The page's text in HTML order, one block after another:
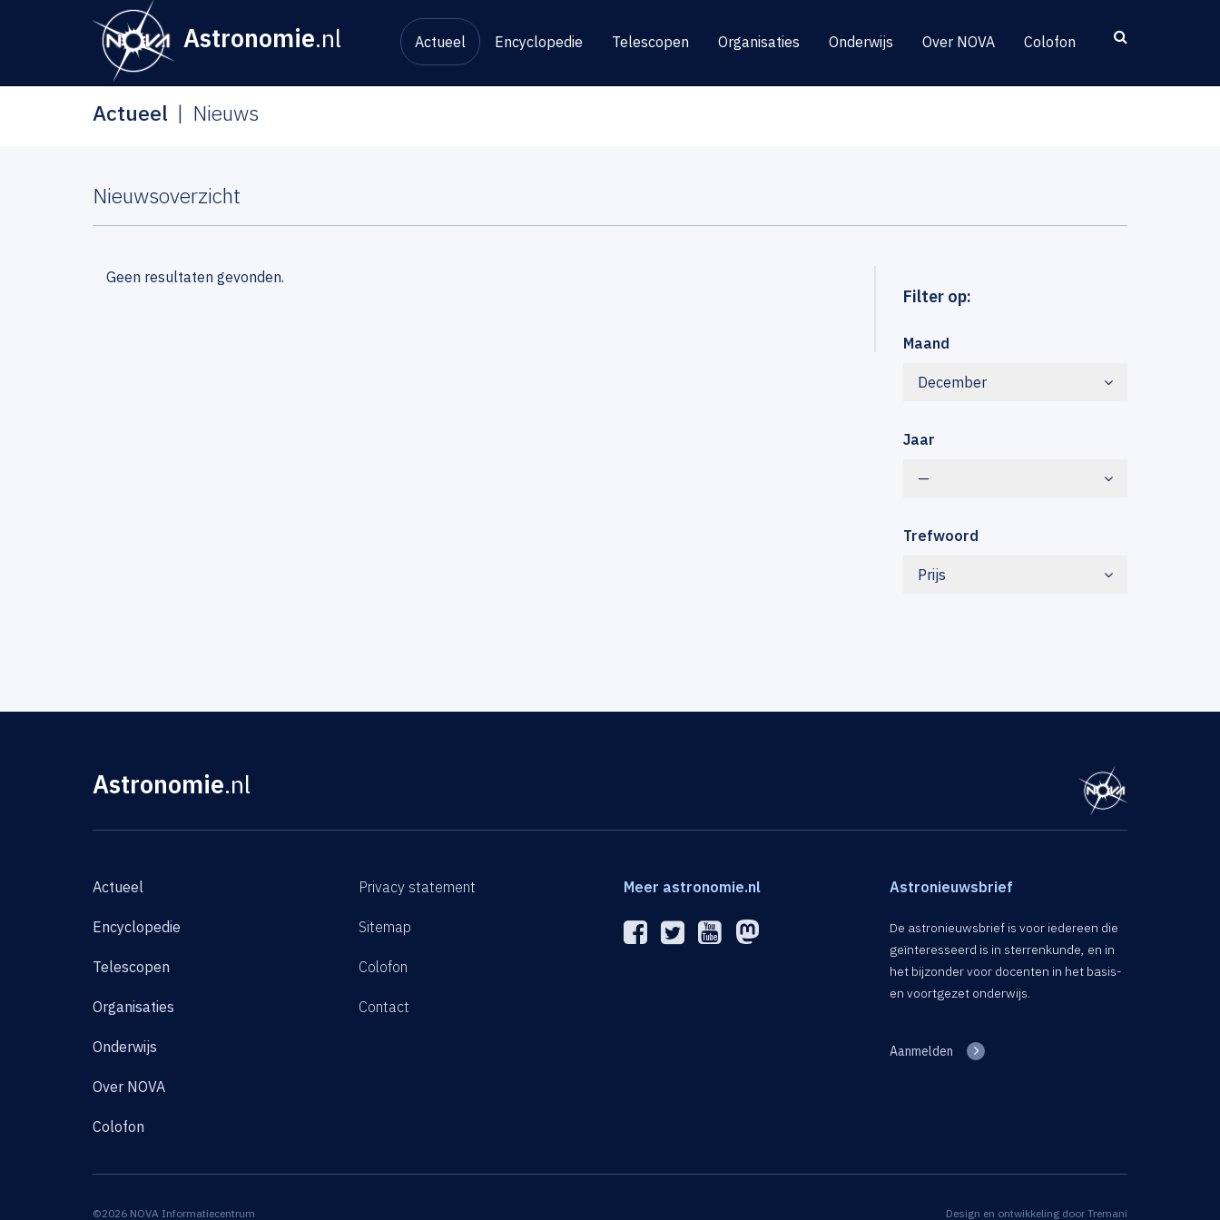
Astronomie.nl Actueel Encyclopedie Telescopen Organisaties Onderwijs Over NOVA Colofon
Actueel Nieuws
Nieuwsoverzicht
Filter op:
Maand
December
Jaar
—
Trefwoord
Prijs
Geen resultaten gevonden.
Astronomie.nl
Actueel
Encyclopedie
Telescopen
Organisaties
Onderwijs
Over NOVA
Colofon
Privacy statement
Sitemap
Colofon
Contact
Meer astronomie.nl Astronieuwsbrief
De astronieuwsbrief is voor iedereen die
geïnteresseerd is in sterrenkunde, en in
het bijzonder voor docenten in het basis-
en voortgezet onderwijs.
Aanmelden
©2026 NOVA Informatiecentrum Design en ontwikkeling door Tremani